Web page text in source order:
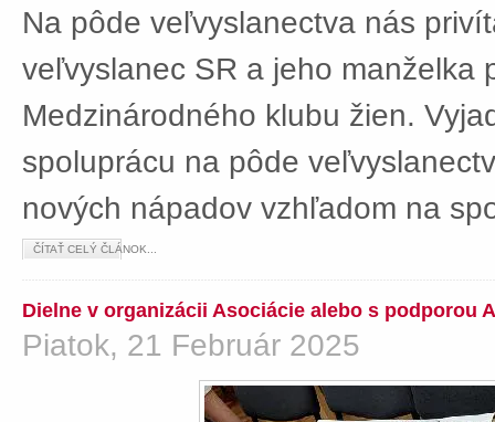
Na pôde veľvyslanectva nás
veľvyslanec SR a jeho manželka
Medzinárodného klubu žien.
spoluprácu na pôde
nových nápadov vzhľadom na
ČÍTAŤ CELÝ ČLÁNOK...
Dielne v organizácii Asociácie alebo s podporou
Piatok, 21 Február 2025